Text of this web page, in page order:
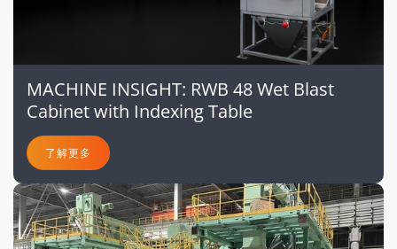
MACHINE INSIGHT: RWB 48 Wet Blast
Cabinet with Indexing Table
了解更多